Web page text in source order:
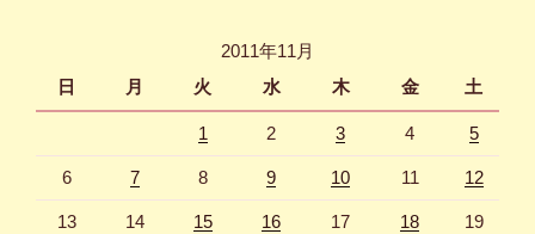
2011年11月
日
月 火 水 木 金 土
1 2 3 4 5
6 7 8 9 10 11 12
13 14 15 16 17 18 19